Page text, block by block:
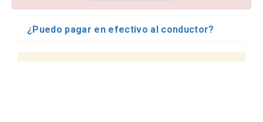
¿Puedo pagar en efectivo al conductor?